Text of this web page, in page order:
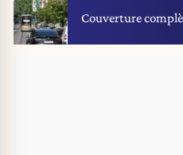
Couverture